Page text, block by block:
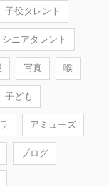
子役タレント
シニアタレント
写真 喉
子ども
アミューズ
ブログ